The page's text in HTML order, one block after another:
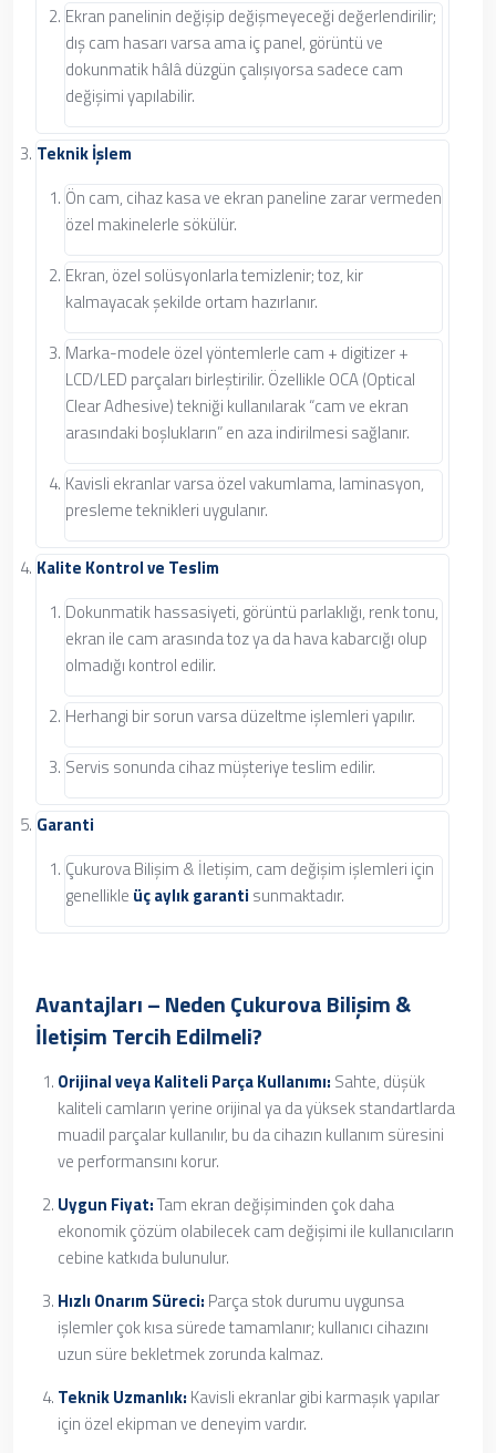
Ekran panelinin değişip değişmeyeceği değerlendirilir;
dış cam hasarı varsa ama iç panel, görüntü ve
dokunmatik hâlâ düzgün çalışıyorsa sadece cam
değişimi yapılabilir.
Teknik İşlem
Ön cam, cihaz kasa ve ekran paneline zarar vermeden
özel makinelerle sökülür.
Ekran, özel solüsyonlarla temizlenir; toz, kir
kalmayacak şekilde ortam hazırlanır.
Marka-modele özel yöntemlerle cam + digitizer +
LCD/LED parçaları birleştirilir. Özellikle OCA (Optical
Clear Adhesive) tekniği kullanılarak “cam ve ekran
arasındaki boşlukların” en aza indirilmesi sağlanır.
Kavisli ekranlar varsa özel vakumlama, laminasyon,
presleme teknikleri uygulanır.
Kalite Kontrol ve Teslim
Dokunmatik hassasiyeti, görüntü parlaklığı, renk tonu,
ekran ile cam arasında toz ya da hava kabarcığı olup
olmadığı kontrol edilir.
Herhangi bir sorun varsa düzeltme işlemleri yapılır.
Servis sonunda cihaz müşteriye teslim edilir.
Garanti
Çukurova Bilişim & İletişim, cam değişim işlemleri için
genellikle üç aylık garanti sunmaktadır.
Avantajları – Neden Çukurova Bilişim &
İletişim Tercih Edilmeli?
Orijinal veya Kaliteli Parça Kullanımı: Sahte, düşük
kaliteli camların yerine orijinal ya da yüksek standartlarda
muadil parçalar kullanılır, bu da cihazın kullanım süresini
ve performansını korur.
Uygun Fiyat:Tam ekran değişiminden çok daha
ekonomik çözüm olabilecek cam değişimi ile kullanıcıların
cebine katkıda bulunulur.
Hızlı Onarım Süreci: Parça stok durumu uygunsa
işlemler çok kısa sürede tamamlanır; kullanıcı cihazını
uzun süre bekletmek zorunda kalmaz.
Teknik Uzmanlık: Kavisli ekranlar gibi karmaşık yapılar
için özel ekipman ve deneyim vardır.